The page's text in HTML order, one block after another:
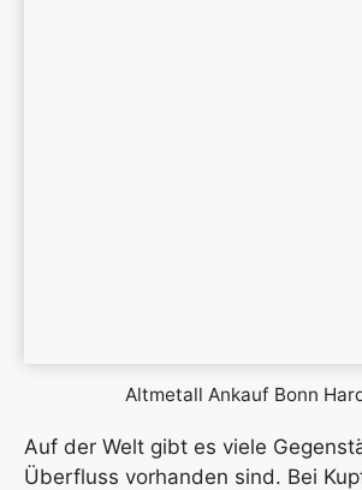
Altmetall Ankauf Bonn
Auf der Welt gibt es viele
Überfluss vorhanden sind. Bei